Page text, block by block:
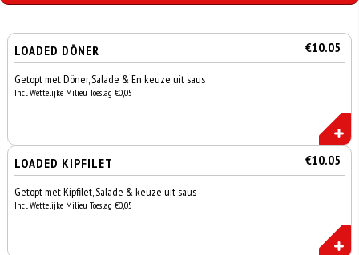
LOADED DÖNER €10.05
Getopt met Döner, Salade & En keuze uit saus
Incl. Wettelijke Milieu Toeslag €0,05
LOADED KIPFILET €10.05
Getopt met Kipfilet, Salade & keuze uit saus
Incl. Wettelijke Milieu Toeslag €0,05